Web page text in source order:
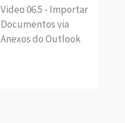
Video 06.5 - Importar
Documentos via
Anexos do Outlook